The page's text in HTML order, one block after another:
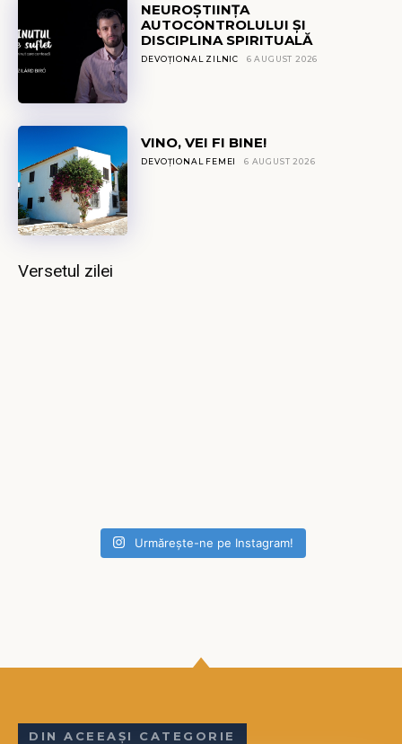
NEUROȘTIINȚA
AUTOCONTROLULUI ȘI
DISCIPLINA SPIRITUALĂ
DEVOȚIONAL ZILNIC 6 AUGUST 2026
VINO, VEI FI BINE!
DEVOȚIONAL FEMEI 6 AUGUST 2026
Versetul zilei
Urmărește-ne pe Instagram!
DIN ACEEAȘI CATEGORIE